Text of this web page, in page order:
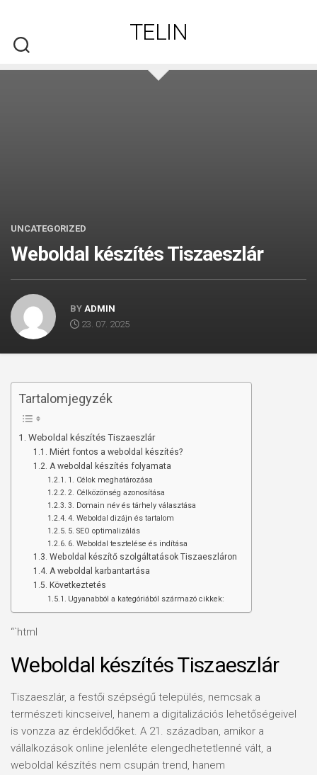
content
TELIN
UNCATEGORIZED
Weboldal készítés​ Tiszaeszlár
BY ADMIN
23. 07. 2025
Tartalomjegyzék
Weboldal készítés Tiszaeszlár
Miért fontos a weboldal készítés?
A weboldal készítés folyamata
1. Célok meghatározása
2. Célközönség azonosítása
3. Domain név és tárhely választása
4. Weboldal dizájn és tartalom
5. SEO optimalizálás
6. Weboldal tesztelése és indítása
Weboldal készítő szolgáltatások Tiszaeszláron
A weboldal karbantartása
Következtetés
Ugyanabból a kategóriából származó cikkek:
“`html
Weboldal készítés Tiszaeszlár
Tiszaeszlár, a festői szépségű település, nemcsak a
természeti kincseivel, hanem a digitalizációs lehetőségeivel
is vonzza az érdeklődőket. A 21. században, amikor a
vállalkozások online jelenléte elengedhetetlenné vált, a
weboldal készítés nem csupán trend, hanem